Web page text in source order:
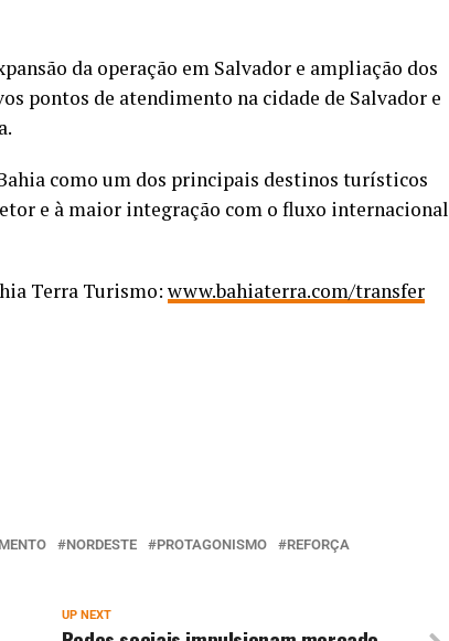
da operação em Salvador e ampliação dos
pontos de atendimento na cidade de Salvador e
como um dos principais destinos turísticos
e à maior integração com o fluxo internacional
Terra Turismo: www.bahiaterra.com/transfer
NORDESTE PROTAGONISMO
REFORÇA
UP NEXT